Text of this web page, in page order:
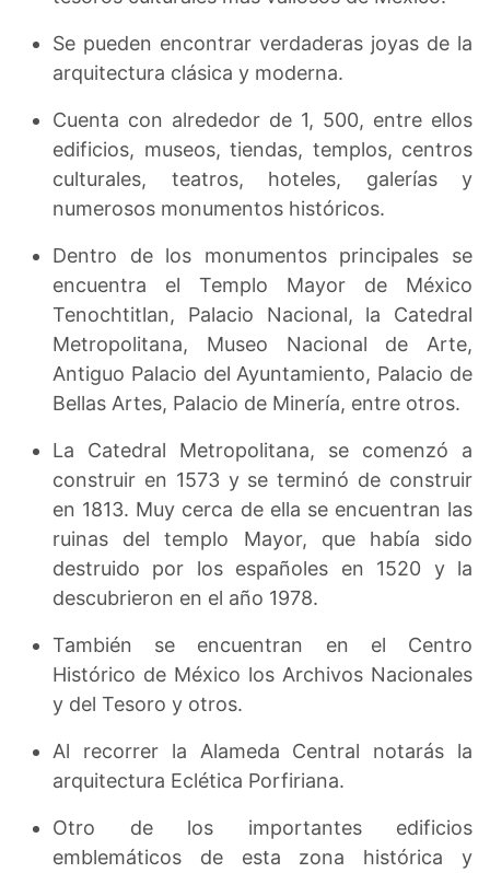
Se pueden encontrar verdaderas joyas de la
arquitectura clásica y moderna.
Cuenta con alrededor de 1, 500, entre ellos
edificios, museos, tiendas, templos, centros
culturales, teatros, hoteles, galerías y
numerosos monumentos históricos.
Dentro de los monumentos principales se
encuentra el Templo Mayor de México
Tenochtitlan, Palacio Nacional, la Catedral
Metropolitana, Museo Nacional de Arte,
Antiguo Palacio del Ayuntamiento, Palacio de
Bellas Artes, Palacio de Minería, entre otros.
La Catedral Metropolitana, se comenzó a
construir en 1573 y se terminó de construir
en 1813. Muy cerca de ella se encuentran las
ruinas del templo Mayor, que había sido
destruido por los españoles en 1520 y la
descubrieron en el año 1978.
También se encuentran en el Centro
Histórico de México los Archivos Nacionales
y del Tesoro y otros.
Al recorrer la Alameda Central notarás la
arquitectura Eclética Porfiriana.
Otro de los importantes edificios
emblemáticos de esta zona histórica y